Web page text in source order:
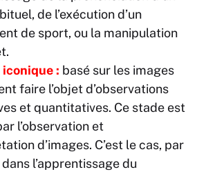
de l’exécution d’un
de sport, ou la manipulation
iconique : basé sur les images
faire l’objet d’observations
et quantitatives. Ce stade est
l’observation et
d’images. C’est le cas, par
l’apprentissage du